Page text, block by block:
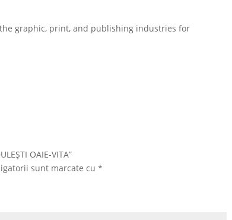
graphic, print, and publishing industries for
OAIE-VITA”
sunt marcate cu*